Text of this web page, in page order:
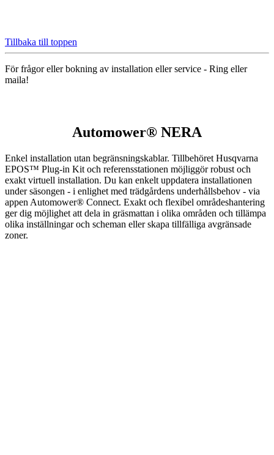
Tillbaka till toppen
För frågor eller bokning av installation eller service - Ring eller
maila!
Automower® NERA
Enkel installation utan begränsningskablar. Tillbehöret Husqvarna
EPOS™ Plug-in Kit och referensstationen möjliggör robust och
exakt virtuell installation. Du kan enkelt uppdatera installationen
under säsongen - i enlighet med trädgårdens underhållsbehov - via
appen Automower® Connect. Exakt och flexibel områdeshantering
ger dig möjlighet att dela in gräsmattan i olika områden och tillämpa
olika inställningar och scheman eller skapa tillfälliga avgränsade
zoner.